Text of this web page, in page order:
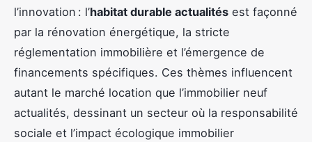
l’innovation : l’habitat durable actualités est façonné
par la rénovation énergétique, la stricte
réglementation immobilière et l’émergence de
financements spécifiques. Ces thèmes influencent
autant le marché location que l’immobilier neuf
actualités, dessinant un secteur où la responsabilité
sociale et l’impact écologique immobilier